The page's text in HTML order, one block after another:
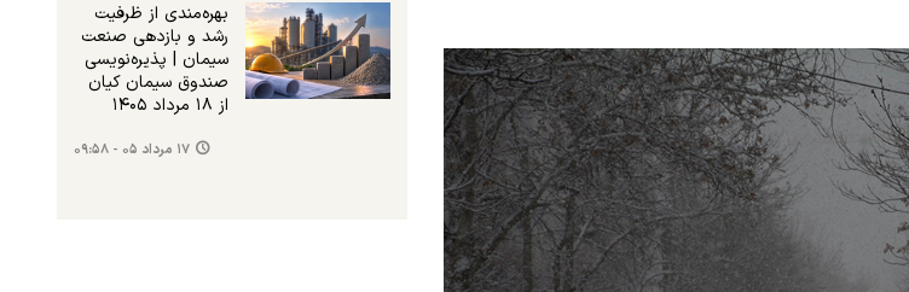
بهره‌مندی از ظرفیت
رشد و بازدهی صنعت
سیمان | پذیره‌نویسی
صندوق سیمان کیان
از ۱۸ مرداد ۱۴۰۵
۱۷ مرداد ۰۵ - ۰۹:۵۸